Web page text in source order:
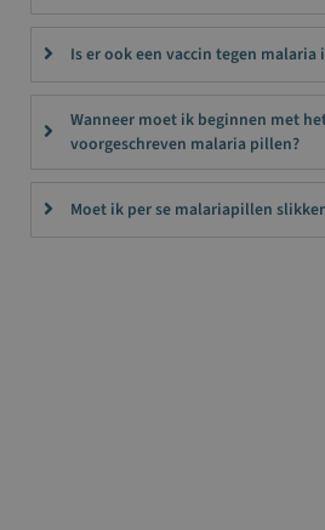
Is er ook een vaccin tegen
Wanneer moet ik beginnen met
voorgeschreven malaria pillen?
Moet ik per se malariapillen